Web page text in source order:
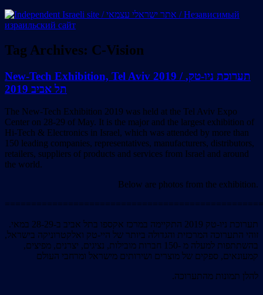
Tag Archives: C-Vision
New-Tech Exhibition, Tel Aviv 2019 / תערוכת ניו-טק,
תל אביב 2019
The New-Tech Exhibition 2019 was held at the Tel Aviv Expo
Center on 28-29 of May. It is the major and the largest exhibition of
Hi-Tech & Electronics in Israel, which was attended by more than
150 leading companies, representatives, manufacturers, distributors,
retailers, suppliers of products and services from Israel and around
the world.
Below are photos from the exhibition.
תערוכת ניו-טק 2019 התקיימה במרכז אקספו בתל אביב ב-28-29 במאי.
זוהי התערוכה המרכזית והגדולה ביותר של היי-טק ואלקטרוניקה בישראל,
בהשתתפות למעלה מ -150 חברות מובילות, נציגים, יצרנים, מפיצים,
קמעונאים, ספקים של מוצרים ושירותים מישראל ומרחבי העולם
.להלן תמונות מהתערוכה